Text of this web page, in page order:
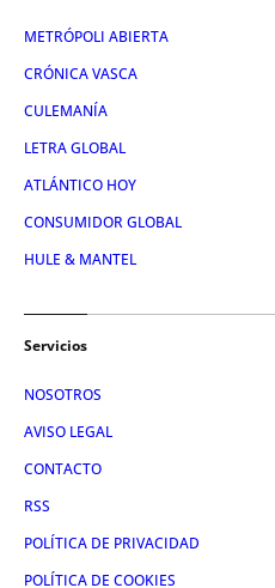
METRÓPOLI ABIERTA
CRÓNICA VASCA
CULEMANÍA
LETRA GLOBAL
ATLÁNTICO HOY
CONSUMIDOR GLOBAL
HULE & MANTEL
Servicios
NOSOTROS
AVISO LEGAL
CONTACTO
RSS
POLÍTICA DE PRIVACIDAD
POLÍTICA DE COOKIES